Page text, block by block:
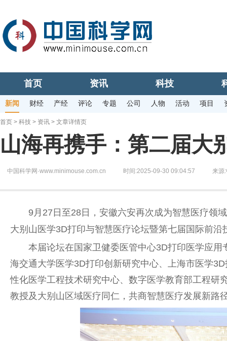
首页 资讯 科技
新闻 财经 产经 评论 专题 公司 人物 活动 项目
首页 > 科技 > 资讯 > 文章详情页
山海再携手：第二届大
中国科学网·www.minimouse.com.cn 时间:2025-09-30 09:04:57 来源:
9月27日至28日，安徽六安再次成为智慧医疗领
大别山医学3D打印与智慧医疗论坛暨第七届国际前沿
本届论坛在国家卫健委医管中心3D打印医学应用
海交通大学医学3D打印创新研究中心、上海市医学
性化医学工程技术研究中心、数字医学教育部工程研
教授及大别山区域医疗同仁，共商智慧医疗发展新路